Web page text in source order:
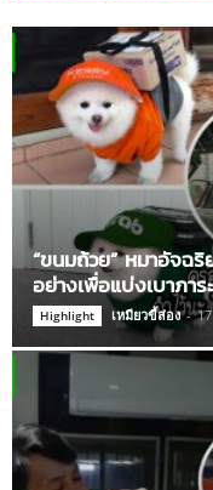
“ขนมถ้วย” หมาอัจฉ
อย่างเพื่อแบ่งเบาภา
Highlight เหมียวขี้ส่อง -